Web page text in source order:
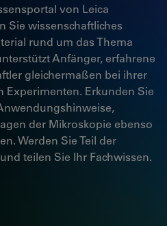
von Leica
Sie wissenschaftliches
rund um das Thema
Anfänger, erfahrene
gleichermaßen bei ihrer
Experimenten. Erkunden Sie
der Mikroskopie ebenso
Werden Sie Teil der
teilen Sie Ihr Fachwissen.